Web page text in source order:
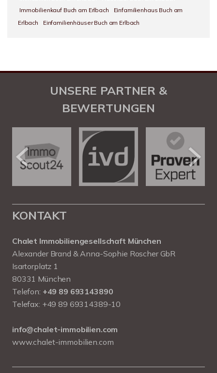
Immobilienkauf Buch am Erlbach
Einfamilienhaus Buch am
Erlbach
Einfamilienhäuser Buch am Erlbach
UNSERE PARTNER &
BEWERTUNGEN
KONTAKT
Chalet Immobiliengesellschaft München
Alexander Brand & Anna-Sophie Roscher GbR
Isartorplatz 1
80331 München
Telefon: +49 89 693143890
Telefax: +49 89 69314389-10
info@chalet-immobilien.com
www.chalet-immobilien.com